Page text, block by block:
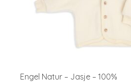
Engel Natur – Jasje – 100%